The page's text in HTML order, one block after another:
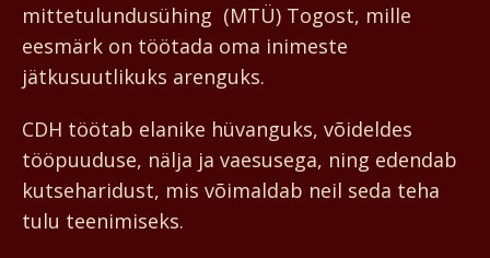
mittetulundusühing (MTÜ) Togost, mille
eesmärk on töötada oma inimeste
jätkusuutlikuks arenguks.
CDH töötab elanike hüvanguks, võideldes
tööpuuduse, nälja ja vaesusega, ning edendab
kutseharidust, mis võimaldab neil seda teha
tulu teenimiseks.